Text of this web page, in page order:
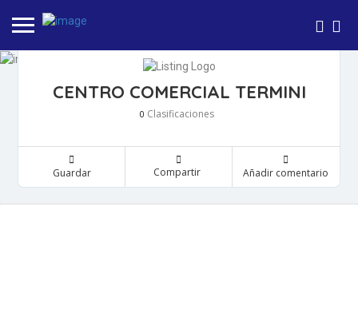
CENTRO COMERCIAL TERMINI
0 Clasificaciones
Guardar Compartir Añadir comentario